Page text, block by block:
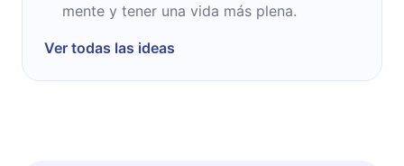
mente y tener una vida más plena.
Ver todas las ideas